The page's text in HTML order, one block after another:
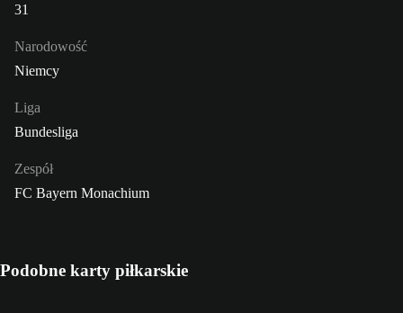
31
Narodowość
Niemcy
Liga
Bundesliga
Zespół
FC Bayern Monachium
Podobne karty piłkarskie